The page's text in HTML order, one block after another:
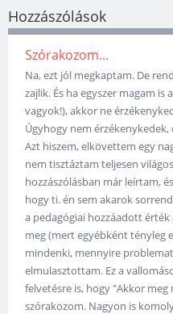
Hozzászólások
Szórakozom...
Na, ezt jól megkaptam. De
zajlik. És ha egyszer magam
vagyok!), akkor ne
Úgyhogy nem
Azt hiszem, elkövettem egy
nem tisztáztam teljesen
hozzászólásban már leírtam,
hogy ti. én sem akarok
a pedagógiai hozzáadott
meg (mert egyébként tényleg
mindenki, mennyire
elmulasztottam. Ez a
felvetésre is, hogy "Akkor
szórakozom. Nagyon is